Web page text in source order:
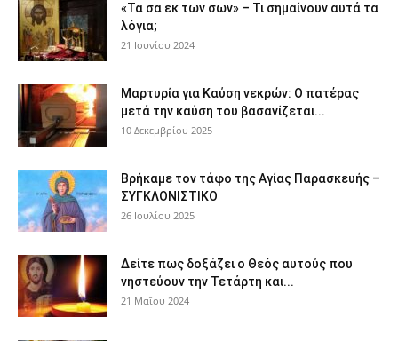
«Τα σα εκ των σων» – Τι σημαίνουν αυτά τα
λόγια;
21 Ιουνίου 2024
Μαρτυρία για Καύση νεκρών: Ο πατέρας
μετά την καύση του βασανίζεται...
10 Δεκεμβρίου 2025
Βρήκαμε τον τάφο της Αγίας Παρασκευής –
ΣΥΓΚΛΟΝΙΣΤΙΚΟ
26 Ιουλίου 2025
Δείτε πως δοξάζει ο Θεός αυτούς που
νηστεύουν την Τετάρτη και...
21 Μαΐου 2024